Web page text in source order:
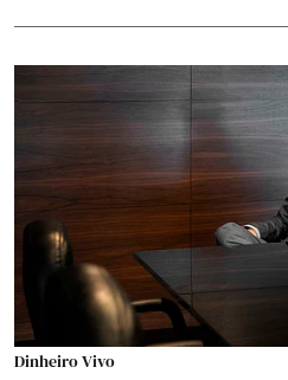
Dinheiro Vivo